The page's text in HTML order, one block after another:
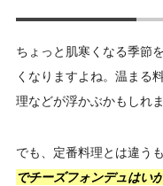
ちょっと肌寒くなる季節
くなりますよね。温まる
理などが浮かぶかもしれま
でも、定番料理とは違う
でチーズフォンデュはい